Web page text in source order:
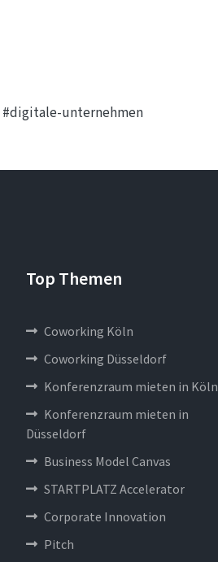
#digitale-unternehmen
Top Themen
Coworking Köln
Coworking Düsseldorf
Konferenzraum mieten in Köln
Konferenzraum mieten in
Düsseldorf
Business Model Canvas
STARTPLATZ Accelerator
Corporate Innovation
Pitch